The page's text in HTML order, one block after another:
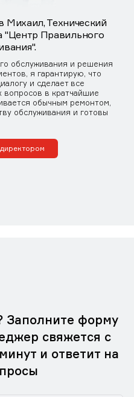
Михаил, Технический
"Центр Правильного
обслуживания и решения
я гарантирую, что
и сделает все
в кратчайшие
обычным ремонтом,
обслуживания и готовы
Заполните форму
свяжется с
и ответит на